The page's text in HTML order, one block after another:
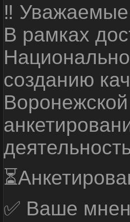
‼ Уважаемые
В рамках
созданию
✅ Ваше